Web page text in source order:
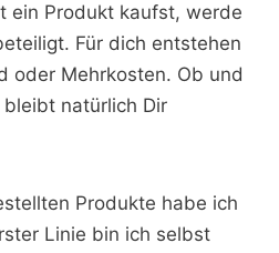
ein Produkt kaufst, werde
Für dich entstehen
oder Mehrkosten. Ob und
natürlich Dir
Produkte habe ich
Linie bin ich selbst